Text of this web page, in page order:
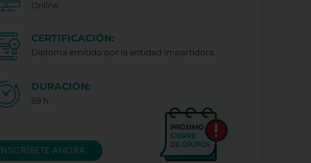
Online.
CERTIFICACIÓN:
Diploma emitido por la entidad impartidora..
DURACIÓN:
69 h.
AHORA